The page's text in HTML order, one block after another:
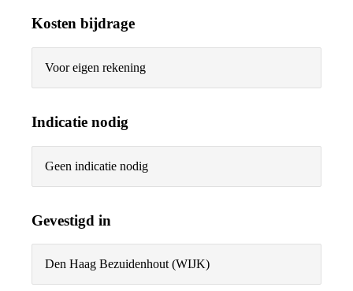
Kosten bijdrage
Voor eigen rekening
Indicatie nodig
Geen indicatie nodig
Gevestigd in
Den Haag Bezuidenhout (WIJK)